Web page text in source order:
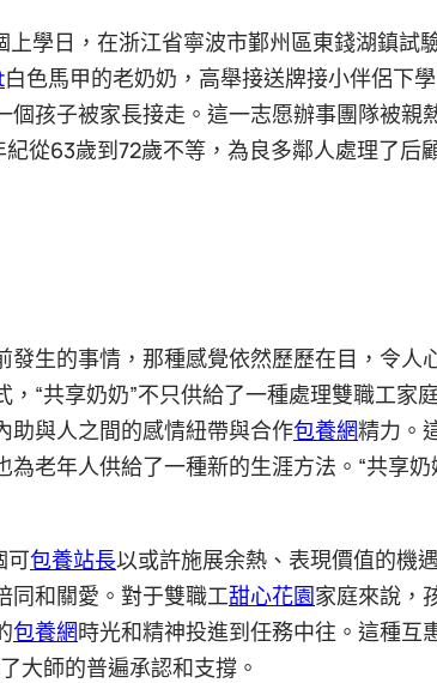
上學日，在浙江省寧波市鄞州區東錢湖鎮試
白色馬甲的老奶奶，高舉接送牌接小伴侶下
孩子被家長接走。這一志愿辦事團隊被親
從63歲到72歲不等，為良多鄰人處理了后
發生的事情，那種感覺依然歷歷在目，令人
“共享奶奶”不只供給了一種處理雙職工家
助與人之間的感情紐帶與合作包養網精力。
老年人供給了一種新的生涯方法。“共享
可包養站長以或許施展余熱、表現價值的機
同和關愛。對于雙職工甜心花園家庭來說，
包養網時光和精神投進到任務中往。這種互
大師的普遍承認和支撐。